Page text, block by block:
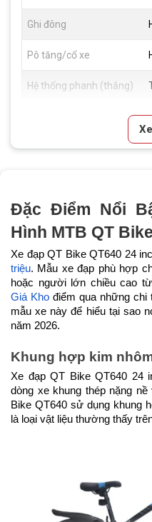
Ghi đông
Pô tăng/cổ xe
Hệ thống phanh (thắng)
Vành xe
Tay đề
Tăng tốc trước (Gạt
đĩa)
Tăng tốc sau (Gạt líp)
Đùi đĩa
Dĩa
Líp
Sên (xích)
Cọc/cốt yên
Đặc Điểm Nổi
Hình MTB QT
Xe đạp QT Bike QT640 24
triệu. Mẫu xe đạp phù hợp
hoặc người lớn chiều cao
Giá Kho điểm qua những chi
mẫu xe này để hiểu tại sao
năm 2026.
Khung hợp kim
Xe đạp QT Bike QT640 24
dòng xe khung thép nặng
Bike QT640 sử dụng khung
là loại vật liệu thường thấy